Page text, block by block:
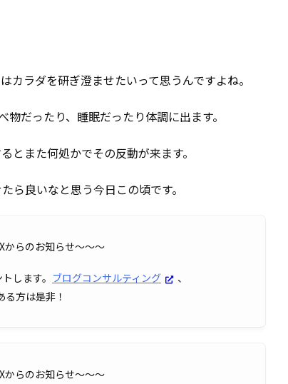
ラダを研ぎ澄ませたいって思うんですよね。
だったり、睡眠だったり体調に出ます。
とまた何処かでその反動が来ます。
ら良いなと思う今日この頃です。
からのお知らせ〜〜〜
します。 ブログコンサルティング
、
る方は是非！
からのお知らせ〜〜〜